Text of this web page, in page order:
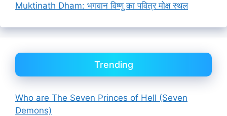
Muktinath Dham: भगवान विष्णु का पवित्र मोक्ष स्थल
Trending
Who are The Seven Princes of Hell (Seven
Demons)